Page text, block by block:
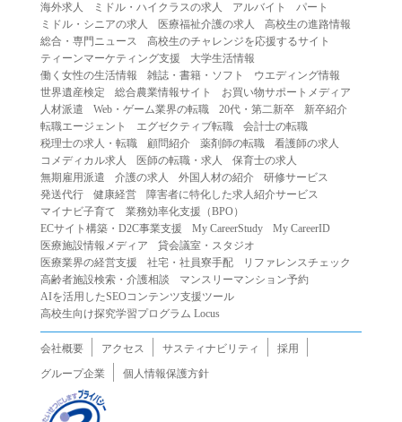
る行為
（２）第三者になりすまして本サービスを利用する行為
（３）当社または第三者の著作権等の知的財産権、プライ
バシー、その他の権利を侵害する行為
（４）当社または第三者を誹謗中傷する行為
（５）当社または第三者に不利益を与える行為
（６）営利を目的とした行為
（７）政治・選挙・宗教活動またはそれらに類する行為
（８）本サービスの運営を妨害する行為
（９）法令違反、犯罪行為、または公序良俗に反する行為
（１０）暴力的な要求行為、または法的な責任を超えた不
当な要求行為
（１１）その他当社が不適切であると判断する行為
２.当社は、前項の定めに該当する行為を行った利用者に対
の提供を停止または中断することができるものとします。
第５条（免責）
１.当社は、本サービスの利用（これらに伴う当社または第
三者の情報提供行為等を含みます）により、利用者に生じ
海外求人
ミドル・ハイクラスの求人 アルバイト
パート
ミドル・シニアの求人
医療福祉介護の求人
高校生の進路情報
総合・専門ニュース
高校生のチャレンジを応援するサイト
ティーンマーケティング支援
大学生活情報
働く女性の生活情報
雑誌・書籍・ソフト
ウエディング情報
世界遺産検定
総合農業情報サイト
お買い物サポートメディア
人材派遣
Web・ゲーム業界の転職 20代・第二新卒
新卒紹介
転職エージェント
エグゼクティブ転職
会計士の転職
税理士の求人・転職
顧問紹介 薬剤師の転職
看護師の求人
コメディカル求人
医師の転職・求人
保育士の求人
無期雇用派遣
介護の求人 外国人材の紹介
研修サービス
発送代行
健康経営
障害者に特化した求人紹介サービス
マイナビ子育て
業務効率化支援（BPO）
ECサイト構築・D2C事業支援
My CareerStudy
My CareerID
医療施設情報メディア
貸会議室・スタジオ
医療業界の経営支援
社宅・社員寮手配
リファレンスチェック
高齢者施設検索・介護相談
マンスリーマンション予約
AIを活用したSEOコンテンツ支援ツール
高校生向け探究学習プログラム Locus
会社概要 アクセス サスティナビリティ
採用
グループ企業
個人情報保護方針